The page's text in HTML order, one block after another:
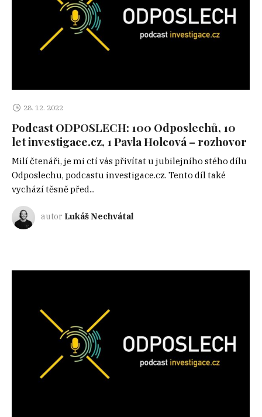
28. 12. 2022
Podcast ODPOSLECH: 100 Odposlechů, 10
let investigace.cz, 1 Pavla Holcová – rozhovor
Milí čtenáři, je mi ctí vás přivítat u jubilejního stého dílu
Odposlechu, podcastu investigace.cz. Tento díl také
vychází těsně před...
autor Lukáš Nechvátal